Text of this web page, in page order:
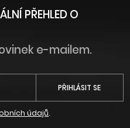
PŘEHLED O
e-mailem.
PŘIHLÁSIT SE
údajů.